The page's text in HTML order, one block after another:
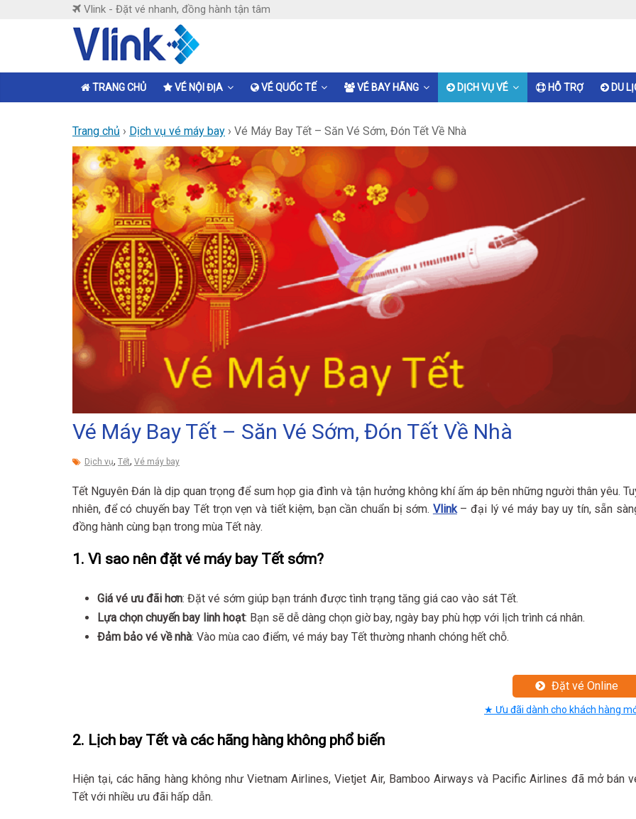
Vlink - Đặt vé nhanh, đồng hành tận tâm
Vlink
Đặt
vé
đồng
hành
tận
tâm
TRANG CHỦ VÉ NỘI ĐỊA VÉ QUỐC TẾ VÉ BAY HÃNG DỊCH VỤ VÉ HỖ TRỢ DU
Trang chủ › Dịch vụ vé máy bay › Vé Máy Bay Tết – Săn Vé Sớm, Đón Tết Về Nhà
Vé Máy Bay Tết – Săn Vé Sớm, Đón Tết Về Nhà
Dịch vụ, Tết, Vé máy bay
Tết Nguyên Đán là dịp quan trọng để sum họp gia đình và tận hưởng không khí ấm áp bên những người thân yêu.
nhiên, để có chuyến bay Tết trọn vẹn và tiết kiệm, bạn cần chuẩn bị sớm. Vlink– đại lý vé máy bay uy tín, sẵn
đồng hành cùng bạn trong mùa Tết này.
1. Vì sao nên đặt vé máy bay Tết sớm?
Giá vé ưu đãi hơn: Đặt vé sớm giúp bạn tránh được tình trạng tăng giá cao vào sát Tết.
Lựa chọn chuyến bay linh hoạt: Bạn sẽ dễ dàng chọn giờ bay, ngày bay phù hợp với lịch trình cá nhân.
Đảm bảo vé về nhà: Vào mùa cao điểm, vé máy bay Tết thường nhanh chóng hết chỗ.
Đặt vé Online
★ Ưu đãi dành cho khách hàng
2. Lịch bay Tết và các hãng hàng không phổ biến
Hiện tại, các hãng hàng không như Vietnam Airlines, Vietjet Air, Bamboo Airways và Pacific Airlines đã mở bán
Tết với nhiều ưu đãi hấp dẫn.